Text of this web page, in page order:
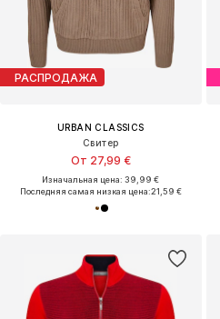
РАСПРОДАЖА
URBAN CLASSICS
Свитер
От 27,99 €
Изначальная цена: 39,99 €
Последняя самая низкая цена:21,59 €